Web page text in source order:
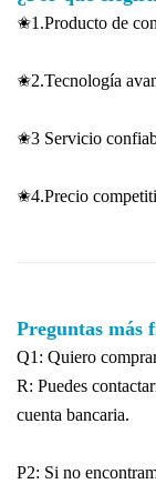
✬1.Producto de
✬2.Tecnología
✬3 Servicio
✬4.Precio
Preguntas más
Q1: Quiero
R: Puedes
cuenta bancaria.
P2: Si no